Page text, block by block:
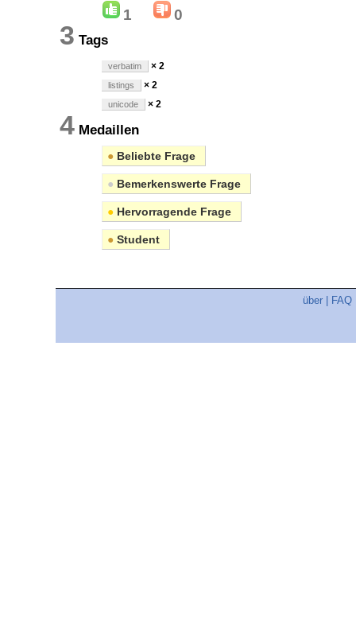
1 0
3 Tags
verbatim × 2
listings × 2
unicode × 2
4 Medaillen
● Beliebte Frage
● Bemerkenswerte Frage
● Hervorragende Frage
● Student
über FAQ